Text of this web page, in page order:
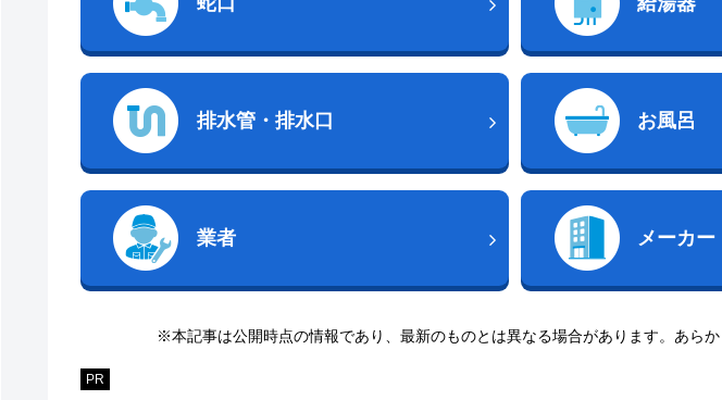
排水管・排水口 お風呂
業者 メーカー
※本記事は公開時点の情報であり、最新のものとは異なる場合があります。あらか
PR